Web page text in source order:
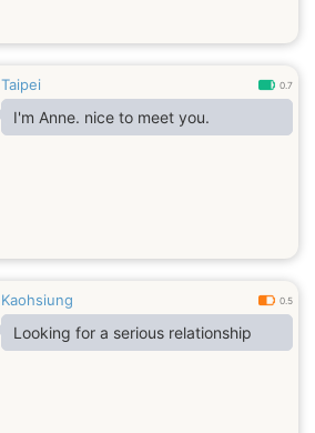
Taipei 0.7
I'm Anne. nice to meet you.
Kaohsiung 0.5
Looking for a serious relationship